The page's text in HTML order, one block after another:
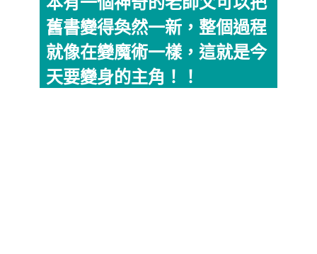
舊書變得奐然一新，整個過程
就像在變魔術一樣，這就是今
天要變身的主角！！